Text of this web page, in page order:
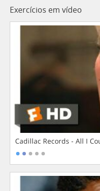
Exercícios em vídeo
Cadillac Records - All I